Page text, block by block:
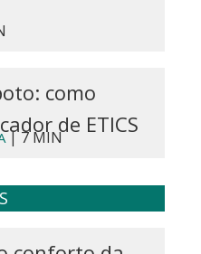
como
de ETICS
| 7 MIN